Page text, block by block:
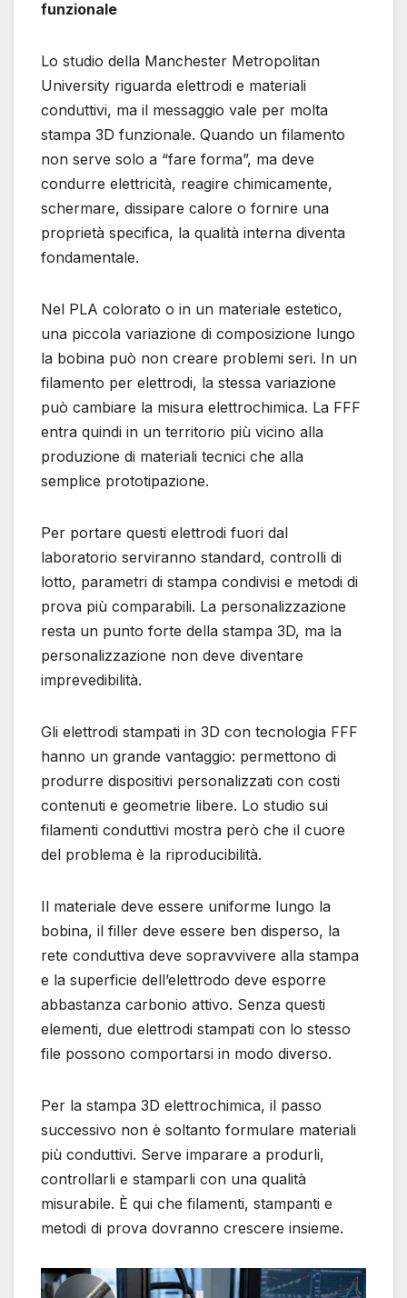
funzionale
Lo studio della Manchester Metropolitan
University riguarda elettrodi e materiali
conduttivi, ma il messaggio vale per molta
stampa 3D funzionale. Quando un filamento
non serve solo a “fare forma”, ma deve
condurre elettricità, reagire chimicamente,
schermare, dissipare calore o fornire una
proprietà specifica, la qualità interna diventa
fondamentale.
Nel PLA colorato o in un materiale estetico,
una piccola variazione di composizione lungo
la bobina può non creare problemi seri. In un
filamento per elettrodi, la stessa variazione
può cambiare la misura elettrochimica. La FFF
entra quindi in un territorio più vicino alla
produzione di materiali tecnici che alla
semplice prototipazione.
Per portare questi elettrodi fuori dal
laboratorio serviranno standard, controlli di
lotto, parametri di stampa condivisi e metodi di
prova più comparabili. La personalizzazione
resta un punto forte della stampa 3D, ma la
personalizzazione non deve diventare
imprevedibilità.
Gli elettrodi stampati in 3D con tecnologia FFF
hanno un grande vantaggio: permettono di
produrre dispositivi personalizzati con costi
contenuti e geometrie libere. Lo studio sui
filamenti conduttivi mostra però che il cuore
del problema è la riproducibilità.
Il materiale deve essere uniforme lungo la
bobina, il filler deve essere ben disperso, la
rete conduttiva deve sopravvivere alla stampa
e la superficie dell’elettrodo deve esporre
abbastanza carbonio attivo. Senza questi
elementi, due elettrodi stampati con lo stesso
file possono comportarsi in modo diverso.
Per la stampa 3D elettrochimica, il passo
successivo non è soltanto formulare materiali
più conduttivi. Serve imparare a produrli,
controllarli e stamparli con una qualità
misurabile. È qui che filamenti, stampanti e
metodi di prova dovranno crescere insieme.